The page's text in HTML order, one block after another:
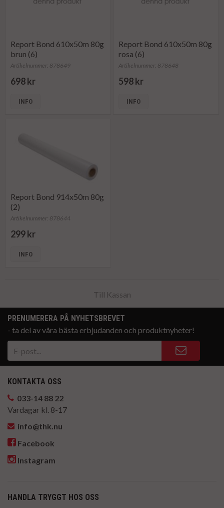
Report Bond 610x50m 80g
brun (6)
Artikelnummer: 878649
698 kr
INFO
Report Bond 610x50m 80g
rosa (6)
Artikelnummer: 878648
598 kr
INFO
Report Bond 914x50m 80g
(2)
Artikelnummer: 878644
299 kr
INFO
Till Kassan
PRENUMERERA PÅ NYHETSBREVET
- ta del av våra bästa erbjudanden och produktnyheter!
KONTAKTA OSS
033-14 88 22
Vardagar kl. 8-17
info@thk.nu
Facebook
Instagram
HANDLA TRYGGT HOS OSS